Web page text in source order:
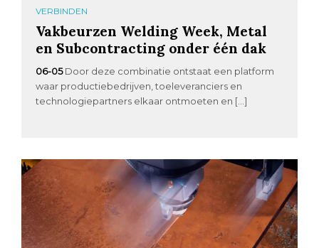
VERBINDEN
Vakbeurzen Welding Week, Metal
en Subcontracting onder één dak
06-05 Door deze combinatie ontstaat een platform
waar productiebedrijven, toeleveranciers en
technologiepartners elkaar ontmoeten en […]